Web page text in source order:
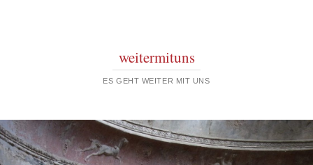
weitermituns
ES GEHT WEITER MIT UNS